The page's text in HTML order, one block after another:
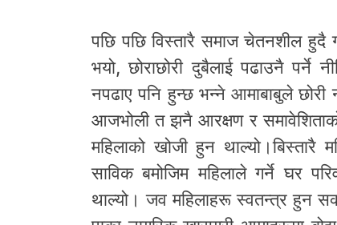
पछि पछि विस्तारै समाज चेतनशील हुदै
भयो, छोराछोरी दुबैलाई पढाउनै पर्ने
नपढाए पनि हुन्छ भन्ने आमाबाबुले
आजभोली त झनै आरक्षण र
महिलाको खोजी हुन थाल्यो।बिस्तारै
साविक बमोजिम महिलाले गर्ने घर
थाल्यो। जव महिलाहरू स्वतन्त्र हुन